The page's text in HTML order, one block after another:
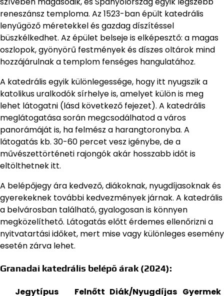
reneszánsz temploma. Az 1523-ban épült katedrális
lenyűgöző méretekkel és gazdag díszítéssel
büszkélkedhet. Az épület belseje is elképesztő: a magas
oszlopok, gyönyörű festmények és díszes oltárok mind
hozzájárulnak a templom fenséges hangulatához.
A katedrális egyik különlegessége, hogy itt nyugszik a
katolikus uralkodók sírhelye is, amelyet külön is meg
lehet látogatni (lásd következő fejezet). A katedrális
meglátogatása során megcsodálhatod a város
panorámáját is, ha felmész a harangtoronyba. A
látogatás kb. 30-60 percet vesz igénybe, de a
művészettörténeti rajongók akár hosszabb időt is
eltölthetnek itt.
A belépőjegy ára kedvező, diákoknak, nyugdíjasoknak és
gyerekeknek további kedvezmények járnak. A katedrális
a belvárosban található, gyalogosan is könnyen
megközelíthető. Látogatás előtt érdemes ellenőrizni a
nyitvatartási időket, mert mise vagy különleges esemény
esetén zárva lehet.
Granadai katedrális belépő árak (2024):
Jegytípus Felnőtt Diák/Nyugdíjas Gyermek